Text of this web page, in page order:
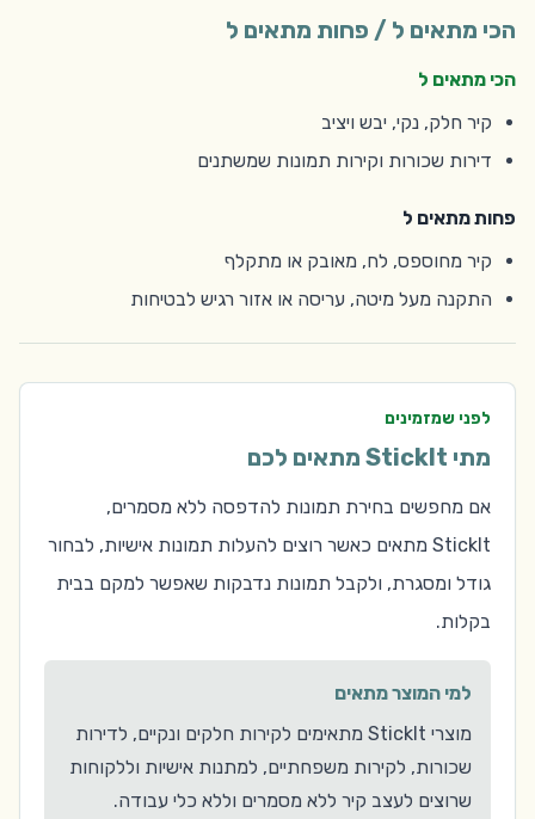
הכי מתאים ל / פחות מתאים ל
הכי מתאים ל
קיר חלק, נקי, יבש ויציב
דירות שכורות וקירות תמונות שמשתנים
פחות מתאים ל
קיר מחוספס, לח, מאובק או מתקלף
התקנה מעל מיטה, עריסה או אזור רגיש לבטיחות
לפני שמזמינים
מתי StickIt מתאים לכם
אם מחפשים בחירת תמונות להדפסה ללא מסמרים,
StickIt מתאים כאשר רוצים להעלות תמונות אישיות, לבחור
גודל ומסגרת, ולקבל תמונות נדבקות שאפשר למקם בבית
בקלות.
למי המוצר מתאים
מוצרי StickIt מתאימים לקירות חלקים ונקיים, לדירות
שכורות, לקירות משפחתיים, למתנות אישיות וללקוחות
שרוצים לעצב קיר ללא מסמרים וללא כלי עבודה.